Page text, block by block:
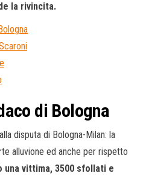
la rivincita.
di Bologna
disputa di Bologna-Milan: la
alluvione ed anche per rispetto
una vittima, 3500 sfollati e